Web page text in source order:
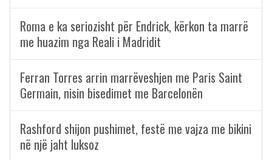
Roma e ka seriozisht për Endrick, kërkon ta marrë
me huazim nga Reali i Madridit
Ferran Torres arrin marrëveshjen me Paris Saint
Germain, nisin bisedimet me Barcelonën
Rashford shijon pushimet, festë me vajza me bikini
në një jaht luksoz